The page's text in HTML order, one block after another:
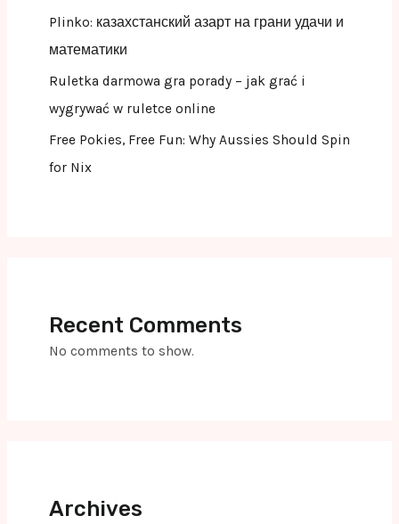
Plinko: казахстанский азарт на грани удачи и
математики
Ruletka darmowa gra porady – jak grać i
wygrywać w ruletce online
Free Pokies, Free Fun: Why Aussies Should Spin
for Nix
Recent Comments
No comments to show.
Archives